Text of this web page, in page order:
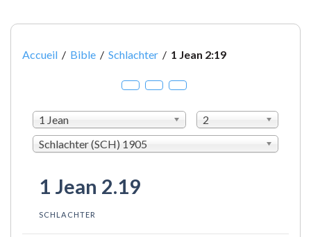
Accueil / Bible / Schlachter / 1 Jean 2:19
1 Jean
2
Schlachter (SCH) 1905
1 Jean 2.19
SCHLACHTER